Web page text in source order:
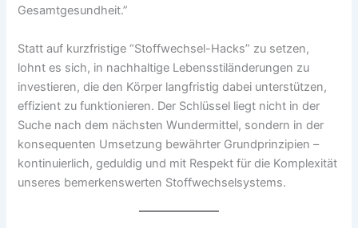
Gesamtgesundheit.”
Statt auf kurzfristige “Stoffwechsel-Hacks” zu setzen,
lohnt es sich, in nachhaltige Lebensstiländerungen zu
investieren, die den Körper langfristig dabei unterstützen,
effizient zu funktionieren. Der Schlüssel liegt nicht in der
Suche nach dem nächsten Wundermittel, sondern in der
konsequenten Umsetzung bewährter Grundprinzipien –
kontinuierlich, geduldig und mit Respekt für die Komplexität
unseres bemerkenswerten Stoffwechselsystems.